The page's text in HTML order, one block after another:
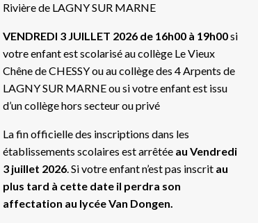
Rivière de LAGNY SUR MARNE
VENDREDI 3 JUILLET 2026 de 16h00 à 19h00si
votre enfant est scolarisé au collège Le Vieux
Chêne de CHESSY ou au collège des 4 Arpents de
LAGNY SUR MARNE ou si votre enfant est issu
d’un collège hors secteur ou privé
La fin officielle des inscriptions dans les
établissements scolaires est arrêtée au Vendredi
3 juillet 2026. Si votre enfant n’est pas inscrit au
plus tard à cette date il perdra son
affectation au lycée Van Dongen.